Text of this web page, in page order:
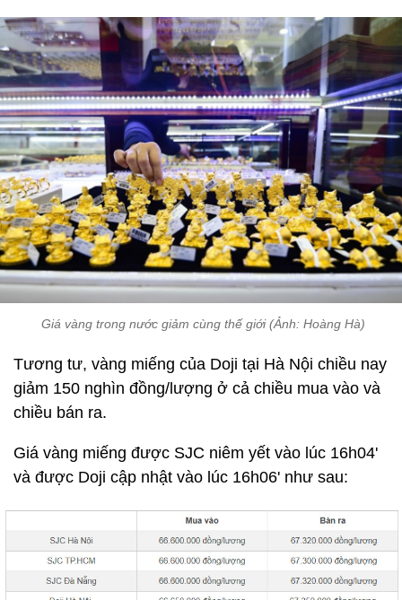
Giá vàng trong nước giảm cùng thế giới (Ảnh: Hoàng Hà)
Tương tư, vàng miếng của Doji tại Hà Nội chiều nay
giảm 150 nghìn đồng/lượng ở cả chiều mua vào và
chiều bán ra.
Giá vàng miếng được SJC niêm yết vào lúc 16h04'
và được Doji cập nhật vào lúc 16h06' như sau: